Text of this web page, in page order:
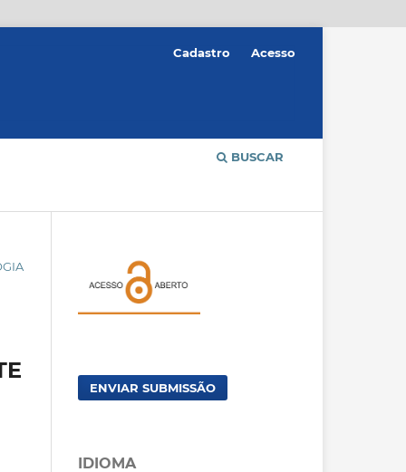
BUSCAR
Cadastro Acesso
ENVIAR SUBMISSÃO
IDIOMA